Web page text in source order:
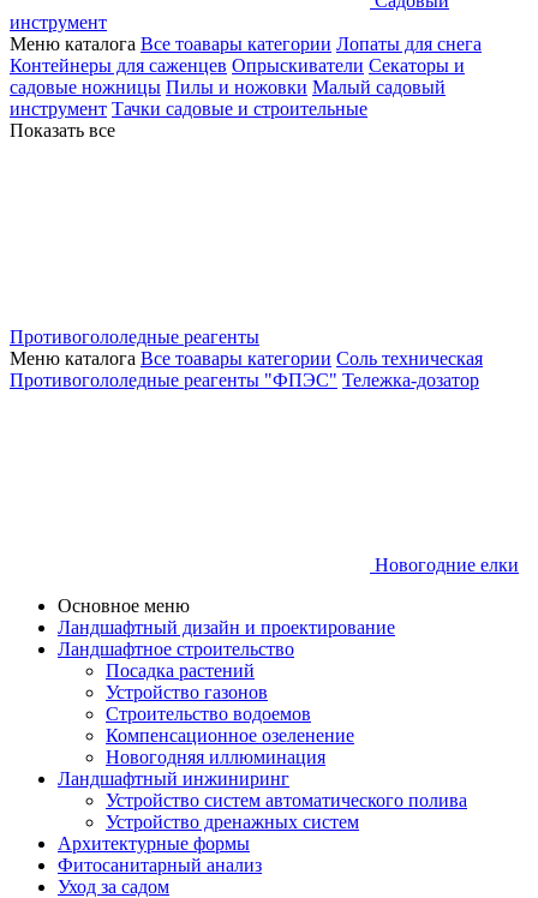
инструмент
Меню каталога Все тоавары категории Лопаты для снега
Контейнеры для саженцев Опрыскиватели Секаторы и
садовые ножницы Пилы и ножовки Малый садовый
инструмент Тачки садовые и строительные
Показать все
Противогололедные реагенты
Меню каталога Все тоавары категории Соль техническая
Противогололедные реагенты "ФПЭС" Тележка-дозатор
Новогодние елки
Основное меню
Ландшафтный дизайн и проектирование
Ландшафтное строительство
Посадка растений
Устройство газонов
Строительство водоемов
Компенсационное озеленение
Новогодняя иллюминация
Ландшафтный инжиниринг
Устройство систем автоматического полива
Устройство дренажных систем
Aрхитектурные формы
Фитосанитарный анализ
Уход за садом